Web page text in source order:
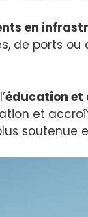
en
de ports
éducation et
et
soutenue